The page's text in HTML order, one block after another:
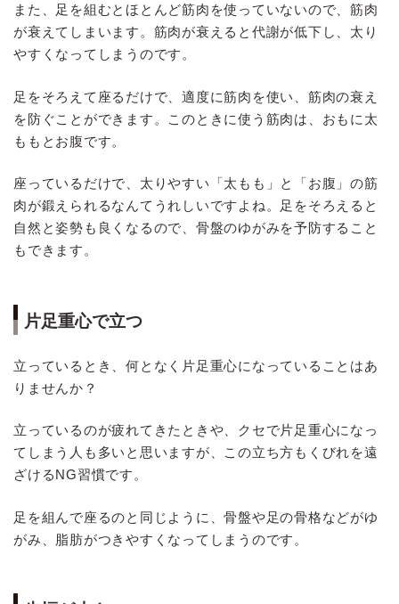
また、足を組むとほとんど筋肉を使っていないので、筋肉
が衰えてしまいます。筋肉が衰えると代謝が低下し、太り
やすくなってしまうのです。
足をそろえて座るだけで、適度に筋肉を使い、筋肉の衰え
を防ぐことができます。このときに使う筋肉は、おもに太
ももとお腹です。
座っているだけで、太りやすい「太もも」と「お腹」の筋
肉が鍛えられるなんてうれしいですよね。足をそろえると
自然と姿勢も良くなるので、骨盤のゆがみを予防すること
もできます。
片足重心で立つ
立っているとき、何となく片足重心になっていることはあ
りませんか？
立っているのが疲れてきたときや、クセで片足重心になっ
てしまう人も多いと思いますが、この立ち方もくびれを遠
ざけるNG習慣です。
足を組んで座るのと同じように、骨盤や足の骨格などがゆ
がみ、脂肪がつきやすくなってしまうのです。